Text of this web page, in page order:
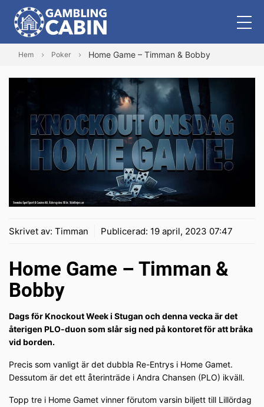
Hem Poker Home Game – Timman & Bobby
Skrivet av: Timman Publicerad: 19 april, 2023 07:47
Home Game – Timman &
Bobby
Dags för Knockout Week i Stugan och denna vecka är det
återigen PLO-duon som slår sig ned på kontoret för att bråka
vid borden.
Precis som vanligt är det dubbla Re-Entrys i Home Gamet.
Dessutom är det ett återinträde i Andra Chansen (PLO) ikväll.
Topp tre i Home Gamet vinner förutom varsin biljett till Lillördag